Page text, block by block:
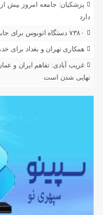
پزشکیان: جامعه امروز بیش از
دارد
۷۳۸۰ دستگاه اتوبوس برای جابه‌جایی زائران اربعین به‌ کارگیری شد
همکاری تهران و بغداد برای
غریب آبادی: تفاهم ایران و
نهایی شدن است